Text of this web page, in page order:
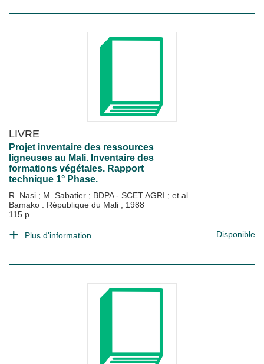
LIVRE
Projet inventaire des ressources
ligneuses au Mali. Inventaire des
formations végétales. Rapport
technique 1° Phase.
R. Nasi ; M. Sabatier ; BDPA - SCET AGRI ; et al.
Bamako : République du Mali ; 1988
115 p.
Plus d'information... Disponible